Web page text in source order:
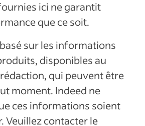
ici ne garantit
que ce soit.
sur les informations
disponibles au
qui peuvent être
moment. Indeed ne
ces informations soient
Veuillez contacter le